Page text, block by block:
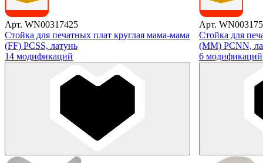
Арт. WN00317425
Стойка для печатных плат круглая мама-мама
(FF) PCSS, латунь
14 модификаций
Арт.
Стойка для
(MM) PCNN,
6 модификаций